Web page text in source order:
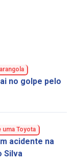
no golpe pelo
uma Toyota
acidente na
Silva